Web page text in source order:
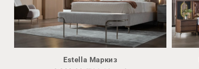
Estella Маркиз